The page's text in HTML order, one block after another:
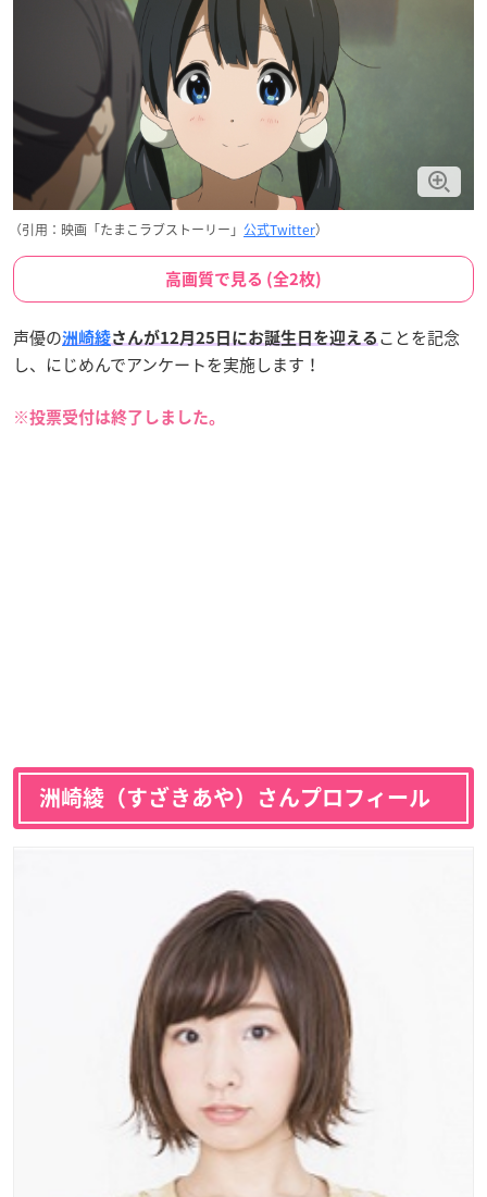
（引用：映画「たまこラブストーリー」 公式Twitter）
高画質で見る (全2枚)
声優の洲崎綾さんが12月25日にお誕生日 を迎える ことを記念
し、にじめんでアンケートを実施します！
※投票受付は終了しました。
洲崎綾（すざきあや）さんプロフィール